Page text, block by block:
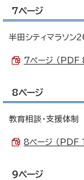
7ページ
半田シティマラソン
7ページ （PDF
8ページ
教育相談・支援体制
8ページ （PDF
9ページ